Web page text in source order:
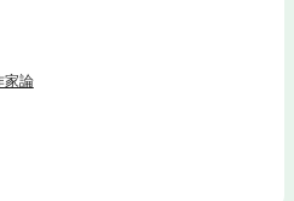
時代をむかえている。その後、毎日新
いている。本全集は昭和13年に刊行さ
壇に大きな足跡を残し、随筆家として
家論